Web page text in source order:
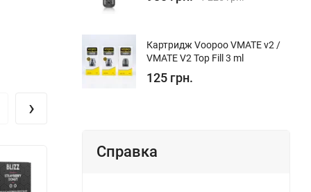
›
Картридж Voopoo VMATE v2 /
VMATE V2 Top Fill 3 ml
125 грн.
Справка